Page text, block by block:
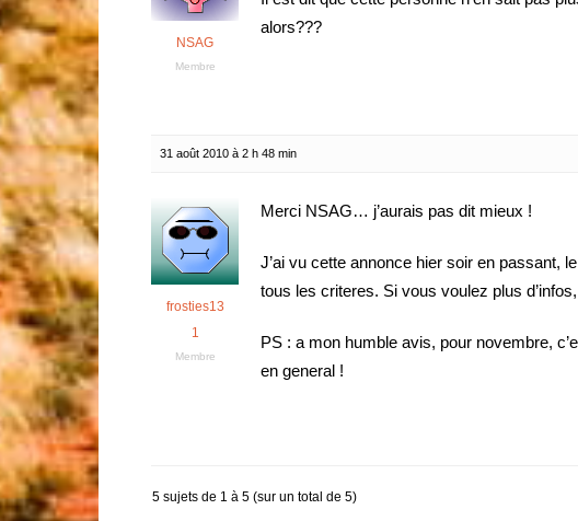
NSAG
Membre
alors???
31 août 2010 à 2 h 48 min
frosties13
1
Membre
Merci NSAG… j’aurais pas dit mieux !
J’ai vu cette annonce hier soir en passant,
tous les criteres. Si vous voulez plus
PS : a mon humble avis, pour novembre,
en general !
5 sujets de 1 à 5 (sur un total de 5)